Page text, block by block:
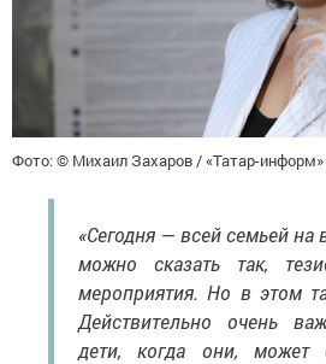
Фото: © Михаил Захаров / «Татар-информ»
«Сегодня — всей семьей
можно сказать так,
мероприятия. Но в этом
Действительно очень
дети, когда они,